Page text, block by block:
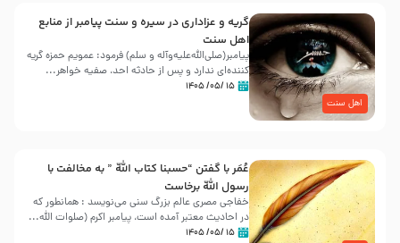
اهل سنت
گریه و عزاداری در سیره و سنت پیامبر از منابع
اهل سنت
پیامبر(صلی‌الله‌علیه‌وآله و سلم) فرمود: عمویم حمزه گریه
کننده‌ای ندارد و پس از حادثه احد، صفیه خواهر...
۱۵ /۰۵/ ۱۴۰۵
عُمَر با گفتن “حسبنا كتاب اللّه ” به مخالفت با
رسول اللّه برخاست
خفاجی مصری عالم بزرگ سنی می‌نویسد : همانطور که
در احادیث معتبر آمده است، پیامبر اکرم (صلوات اللّه...
۱۵ /۰۵/ ۱۴۰۵